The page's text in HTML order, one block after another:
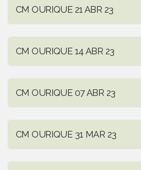
CM OURIQUE 21 ABR 23
CM OURIQUE 14 ABR 23
CM OURIQUE 07 ABR 23
CM OURIQUE 31 MAR 23